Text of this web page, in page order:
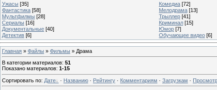
Ужасы [35] Комедиа [72]
Фантастика [58] Мелодрама [13]
Мультфилмы [28] Трыллер [41]
Сериалы [16] Криминал [15]
Документальные [40] Юмор [7]
Детектив [6] Обучающее видео [6]
Главная » Файлы » Фильмы » Драма
В категории материалов: 51
Показано материалов: 1-15
Сортировать по: Дате · Названию · Рейтингу · Комментариям · Загрузкам ·